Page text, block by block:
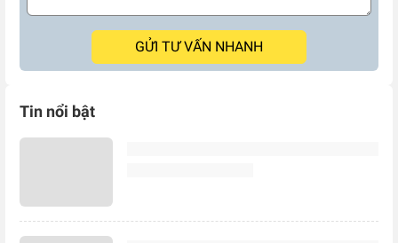
GỬI TƯ VẤN NHANH
Tin nổi bật